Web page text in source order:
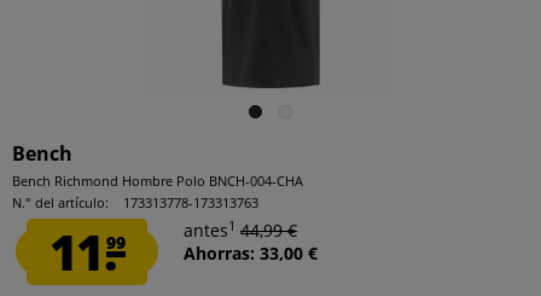
Bench
Bench Richmond Hombre Polo BNCH-004-CHA
N.° del artículo:
173313778-173313763
11.99
antes1 44,99 €
Ahorras: 33,00 €